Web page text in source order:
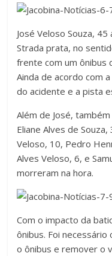
José Veloso Souza,
Strada prata, no
frente com um ônibus
Ainda de acordo com
do acidente e a pista
Além de José,
Eliane Alves de
Veloso, 10, Pedro
Alves Veloso, 6, e
morreram na hora.
Com o impacto da
ônibus. Foi
o ônibus e remover o